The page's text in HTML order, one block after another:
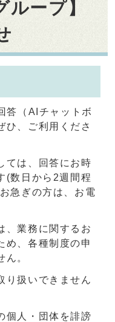
ループ】
答（AIチャットボ
ひ、ご利用くださ
ては、回答にお時
(数日から2週間程
急ぎの方は、お電
、業務に関するお
め、各種制度の申
ん。
り扱いできません
個人・団体を誹謗